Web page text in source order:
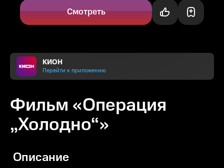
Смотреть
КИОН
Перейти к приложению
Фильм «Операция
„Холодно“»
Описание